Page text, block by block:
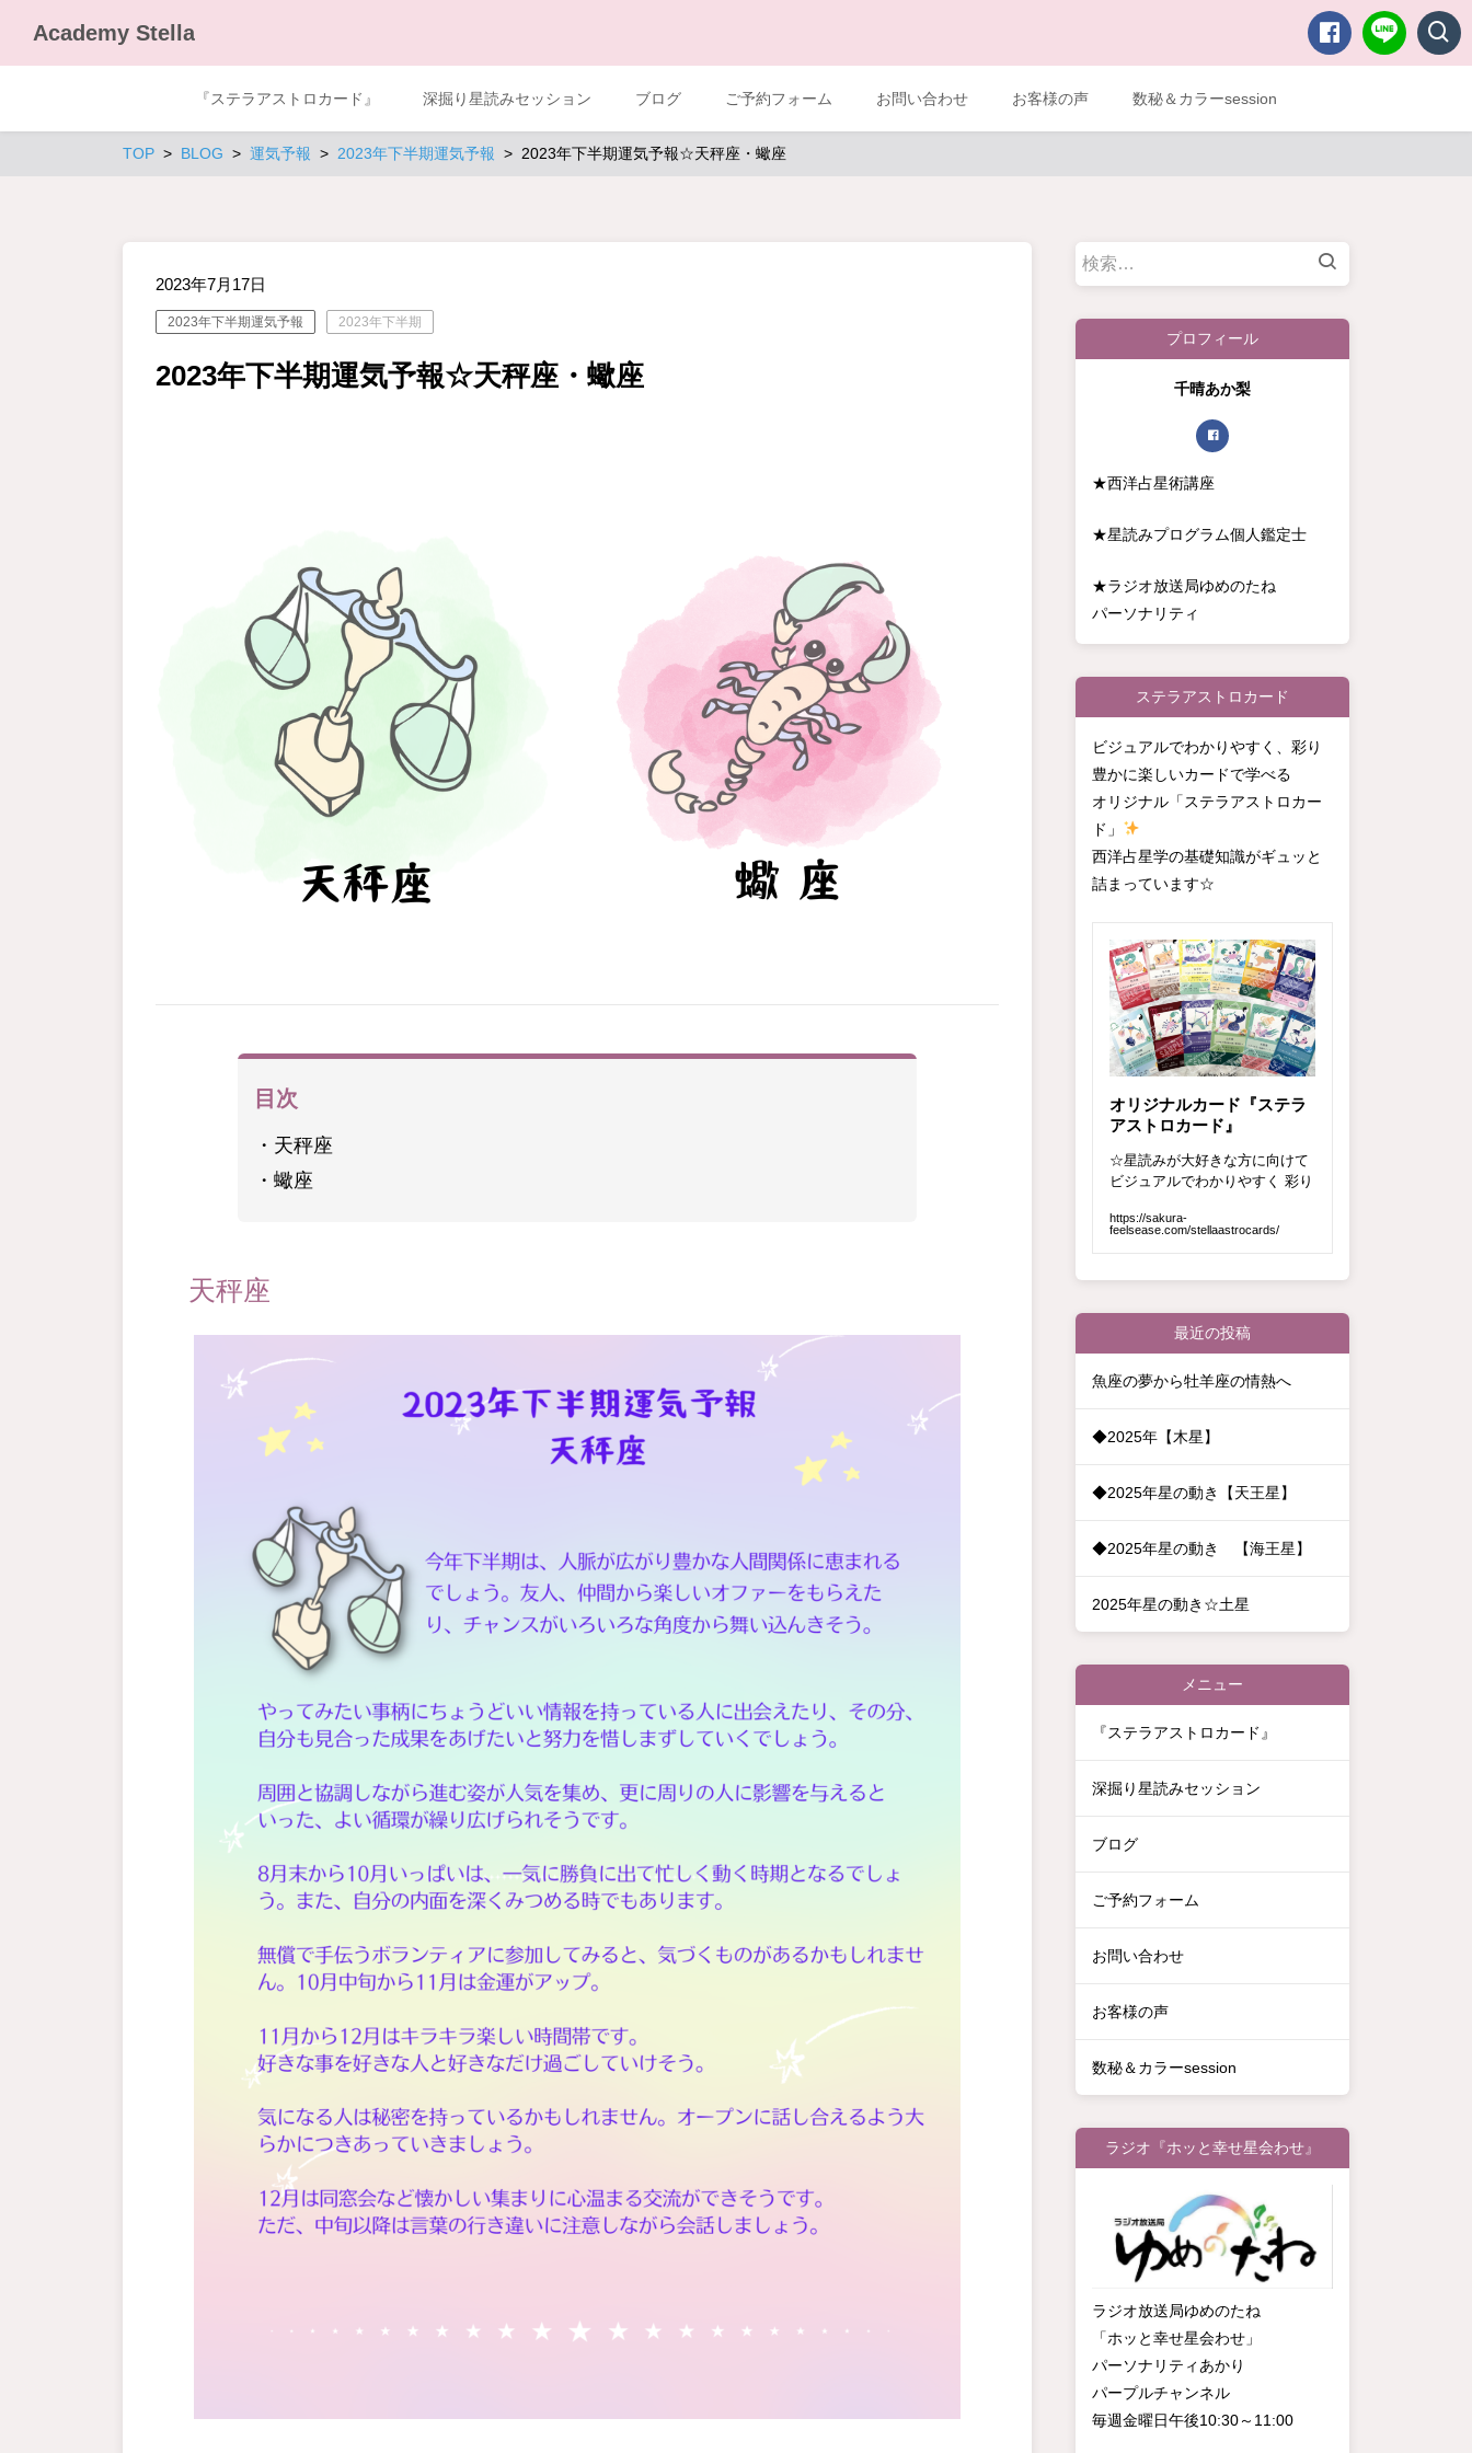
Academy Stella
『ステラアストロカード』 深掘り星読みセッション ブログ ご予約フォーム お問い合わせ お客様の声 数秘＆カラーsession
TOP BLOG 運気予報 2023年下半期運気予報 2023年下半期運気予報☆天秤座・蠍座
2023年7月17日
2023年下半期運気予報 2023年下半期
2023年下半期運気予報☆天秤座・蠍座
目次
天秤座
蠍座
天秤座
検
索:
プロフィール
千晴あか梨
★西洋占星術講座
★星読みプログラム個人鑑定士
★ラジオ放送局ゆめのたね
パーソナリティ
ステラアストロカード
ビジュアルでわかりやすく、彩り
豊かに楽しいカードで学べる
オリジナル「ステラアストロカー
ド」
西洋占星学の基礎知識がギュッと
詰まっています☆
最近の投稿
魚座の夢から牡羊座の情熱へ
◆2025年【木星】
◆2025年星の動き【天王星】
◆2025年星の動き 【海王星】
2025年星の動き☆土星
メニュー
『ステラアストロカード』
深掘り星読みセッション
ブログ
ご予約フォーム
お問い合わせ
お客様の声
数秘＆カラーsession
ラジオ『ホッと幸せ星会わせ』
ラジオ放送局ゆめのたね
「ホッと幸せ星会わせ」
パーソナリティあかり
パープルチャンネル
毎週金曜日午後10:30～11:00